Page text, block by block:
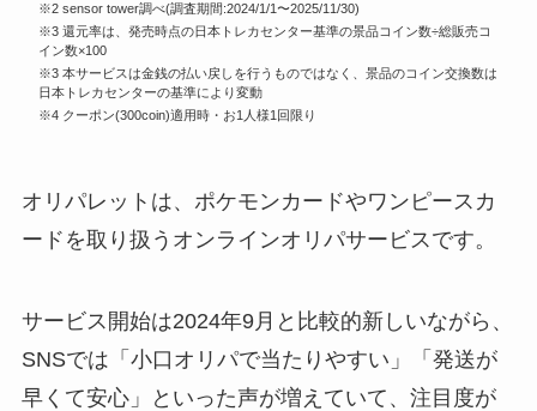
※2 sensor tower調べ(調査期間:2024/1/1〜2025/11/30)
※3 還元率は、発売時点の日本トレカセンター基準の景品コイン数÷総販売コ
イン数×100
※3 本サービスは金銭の払い戻しを行うものではなく、景品のコイン交換数は
日本トレカセンターの基準により変動
※4 クーポン(300coin)適用時・お1人様1回限り
オリパレットは、ポケモンカードやワンピースカ
ードを取り扱うオンラインオリパサービスです。
サービス開始は2024年9月と比較的新しいながら、
SNSでは「小口オリパで当たりやすい」「発送が
早くて安心」といった声が増えていて、注目度が